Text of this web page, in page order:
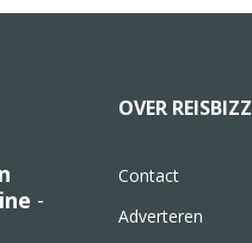
-
OVER REISBIZZ
Contact
Adverteren